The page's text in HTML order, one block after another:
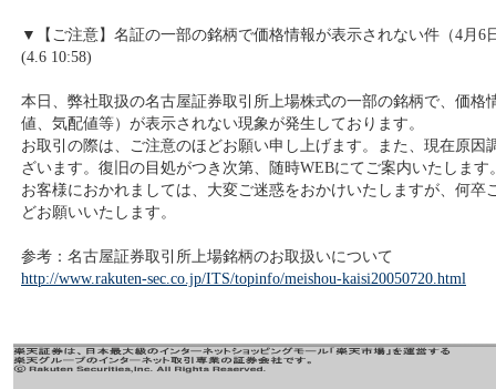
▼【ご注意】名証の一部の銘柄で価格情報が表示されない件（4月6
(4.6 10:58)
本日、弊社取扱の名古屋証券取引所上場株式の一部の銘柄で、価格
値、気配値等）が表示されない現象が発生しております。
お取引の際は、ご注意のほどお願い申し上げます。また、現在原因
ざいます。復旧の目処がつき次第、随時WEBにてご案内いたします
お客様におかれましては、大変ご迷惑をおかけいたしますが、何卒
どお願いいたします。
参考：名古屋証券取引所上場銘柄のお取扱いについて
http://www.rakuten-sec.co.jp/ITS/topinfo/meishou-kaisi20050720.html